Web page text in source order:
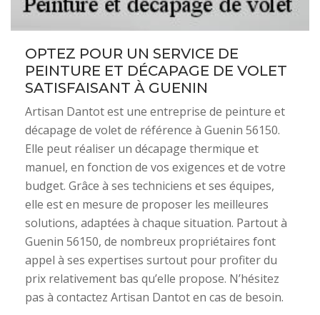
OPTEZ POUR UN SERVICE DE
PEINTURE ET DÉCAPAGE DE VOLET
SATISFAISANT À GUENIN
Artisan Dantot est une entreprise de peinture et
décapage de volet de référence à Guenin 56150.
Elle peut réaliser un décapage thermique et
manuel, en fonction de vos exigences et de votre
budget. Grâce à ses techniciens et ses équipes,
elle est en mesure de proposer les meilleures
solutions, adaptées à chaque situation. Partout à
Guenin 56150, de nombreux propriétaires font
appel à ses expertises surtout pour profiter du
prix relativement bas qu’elle propose. N’hésitez
pas à contactez Artisan Dantot en cas de besoin.